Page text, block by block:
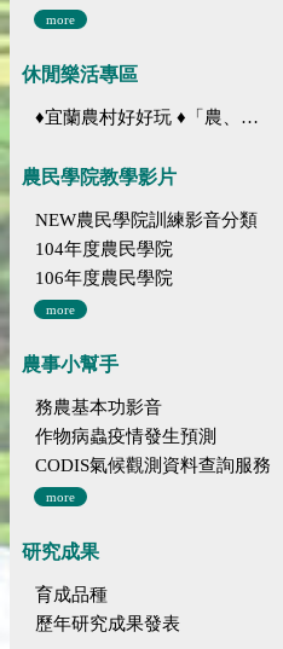
more
休閒樂活專區
♦宜蘭農村好好玩 ♦「農、藝、山、水」四條遊程推薦
農民學院教學影片
NEW農民學院訓練影音分類
104年度農民學院
106年度農民學院
more
農事小幫手
務農基本功影音
作物病蟲疫情發生預測
CODIS氣候觀測資料查詢服務
more
研究成果
育成品種
歷年研究成果發表